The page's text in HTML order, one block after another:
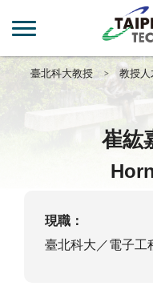
臺北科大教授 教授人
崔紘
現職：
臺北科大／電子工